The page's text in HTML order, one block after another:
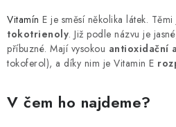
BESTSELLERY
Vitamín E je směsí několika látek. Těmi
tokotrienoly. Již podle názvu je
příbuzné. Mají vysokou antioxidační
tokoferol), a díky nim je Vitamin E
V čem ho najdeme?